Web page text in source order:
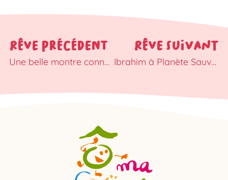
RÊVE PRÉCÉDENT
Une belle montre connectée pour Marcus
RÊVE SUIVANT
Ibrahim à Planète Sauvage